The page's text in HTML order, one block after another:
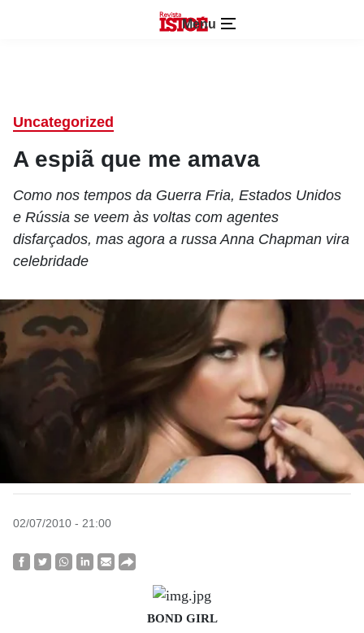
Menu
Uncategorized
A espiã que me amava
Como nos tempos da Guerra Fria, Estados Unidos
e Rússia se veem às voltas com agentes
disfarçados, mas agora a russa Anna Chapman vira
celebridade
02/07/2010 - 21:00
BOND GIRL